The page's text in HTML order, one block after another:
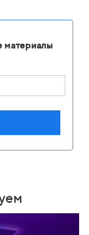
материалы